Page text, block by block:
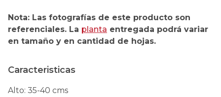
Nota: Las fotografías de este producto son
referenciales. La planta entregada podrá variar
en tamaño y en cantidad de hojas.
Caracteristicas
Alto: 35-40 cms